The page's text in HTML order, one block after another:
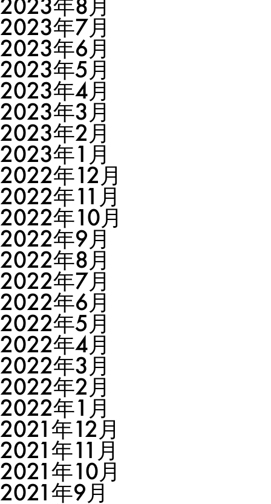
2023年7月
2023年6月
2023年5月
2023年4月
2023年3月
2023年2月
2023年1月
2022年12月
2022年11月
2022年10月
2022年9月
2022年8月
2022年7月
2022年6月
2022年5月
2022年4月
2022年3月
2022年2月
2022年1月
2021年12月
2021年11月
2021年10月
2021年9月